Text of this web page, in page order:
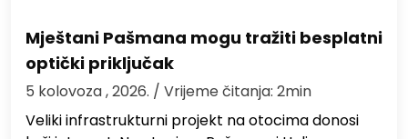
Mještani Pašmana mogu tražiti besplatni
optički priključak
5 kolovoza , 2026. / Vrijeme čitanja: 2min
Veliki infrastrukturni projekt na otocima donosi